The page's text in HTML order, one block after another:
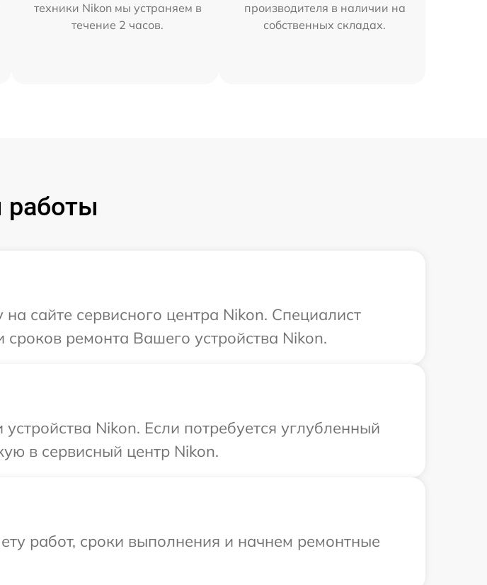
техники Nikon мы устраняем в
течение 2 часов.
производителя в наличии на
собственных складах.
сайте сервисного центра Nikon. Специалист
ремонта Вашего устройства Nikon.
Nikon. Если потребуется углубленный
в сервисный центр Nikon.
работ, сроки выполнения и начнем ремонтные